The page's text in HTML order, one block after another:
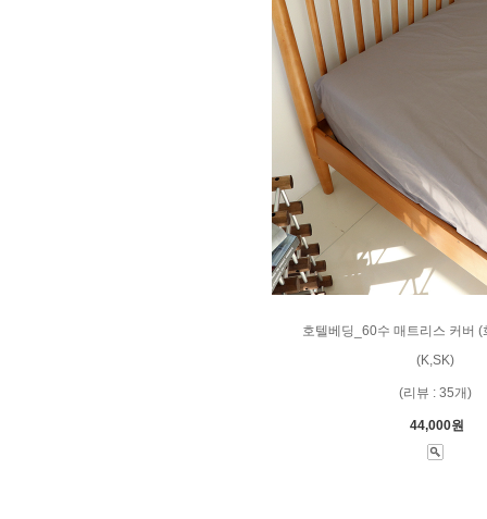
호텔베딩_60수 매트리스 커버 (
(K,SK)
(리뷰 : 35개)
44,000원